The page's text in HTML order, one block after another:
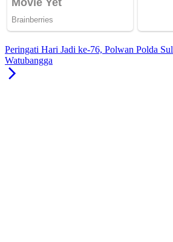
Peringati Hari Jadi ke-76, Polwan Polda
Watubangga